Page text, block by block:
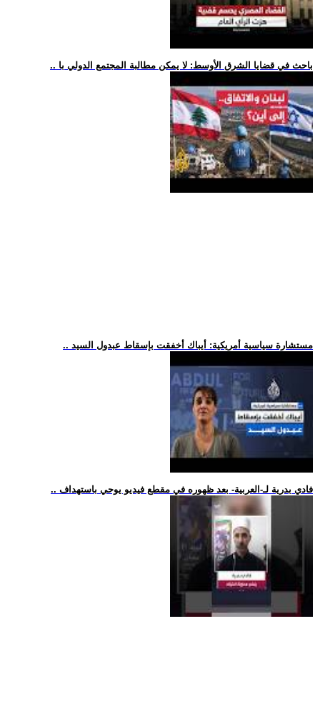
.. باحث في قضايا الشرق الأوسط: لا يمكن مطالبة المجتمع الدولي با
.. مستشارة سياسية أمريكية: أيباك أخفقت بإسقاط عبدول السيد
.. فادي بدرية لـ-العربية- بعد ظهوره في مقطع فيديو يوحي باستهداف